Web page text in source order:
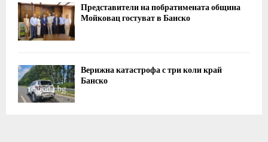
Представители на побратимената община
Мойковац гостуват в Банско
Верижна катастрофа с три коли край
Банско